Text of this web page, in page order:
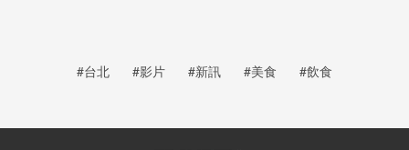
#台北 #影片 #新訊 #美食 #飲食